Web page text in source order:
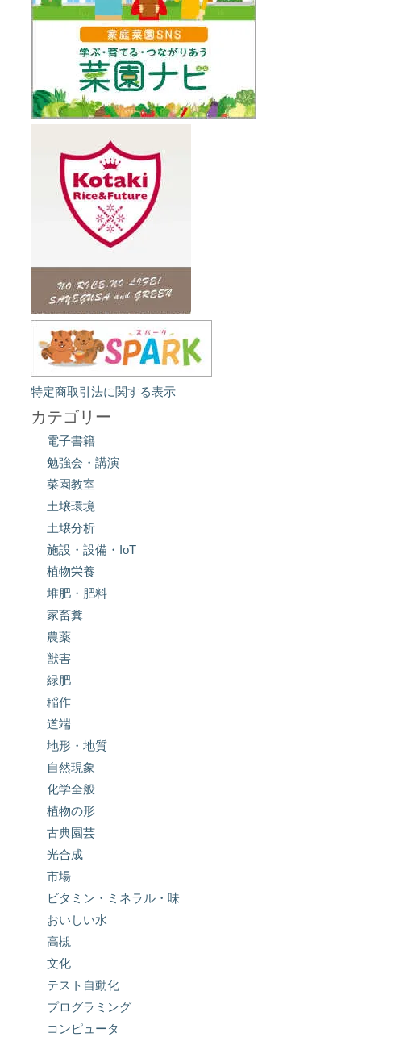
特定商取引法に関する表示
カテゴリー
電子書籍
勉強会・講演
菜園教室
土壌環境
土壌分析
施設・設備・IoT
植物栄養
堆肥・肥料
家畜糞
農薬
獣害
緑肥
稲作
道端
地形・地質
自然現象
化学全般
植物の形
古典園芸
光合成
市場
ビタミン・ミネラル・味
おいしい水
高槻
文化
テスト自動化
プログラミング
コンピュータ